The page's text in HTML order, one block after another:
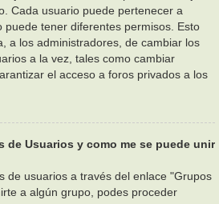
Cada usuario puede pertenecer a
puede tener diferentes permisos. Esto
a los administradores, de cambiar los
a la vez, tales como cambiar
el acceso a foros privados a los
de Usuarios y como me se puede unir
de usuarios a través del enlace "Grupos
a algún grupo, podes proceder